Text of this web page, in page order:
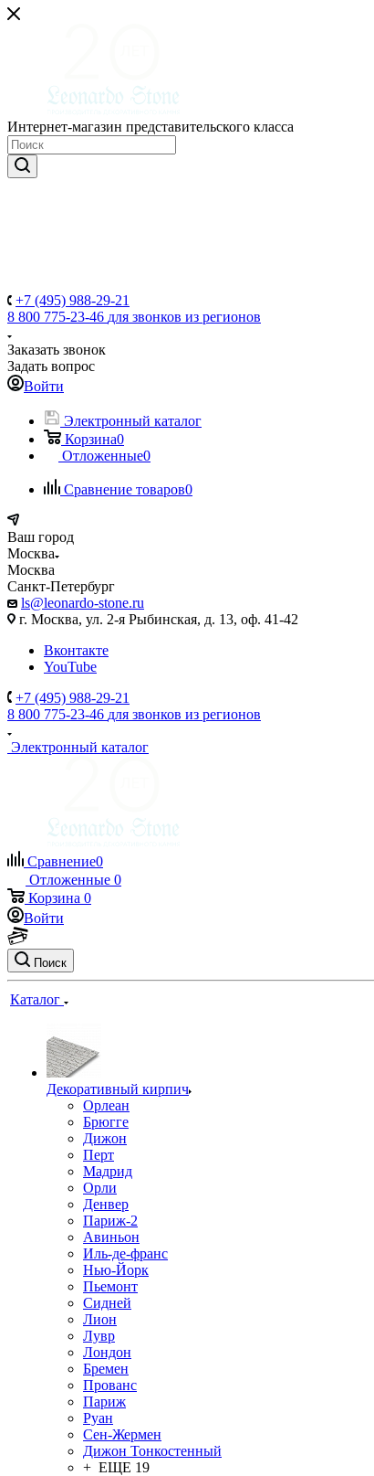
Интернет-магазин представительского класса
+7 (495) 988-29-21
8 800 775-23-46 для звонков из регионов
Заказать звонок
Задать вопрос
Войти
Электронный каталог
Корзина0
Отложенные0
Сравнение товаров0
Ваш город
Москва
Москва
Санкт-Петербург
ls@leonardo-stone.ru
г. Москва, ул. 2-я Рыбинская, д. 13, оф. 41-42
Вконтакте
YouTube
+7 (495) 988-29-21
8 800 775-23-46 для звонков из регионов
Электронный каталог
Сравнение0
Отложенные 0
Корзина 0
Войти
Поиск
Каталог
Декоративный кирпич
Орлеан
Брюгге
Дижон
Перт
Мадрид
Орли
Денвер
Париж-2
Авиньон
Иль-де-франс
Нью-Йорк
Пьемонт
Сидней
Лион
Лувр
Лондон
Бремен
Прованс
Париж
Руан
Сен-Жермен
Дижон Тонкостенный
+ ЕЩЕ 19